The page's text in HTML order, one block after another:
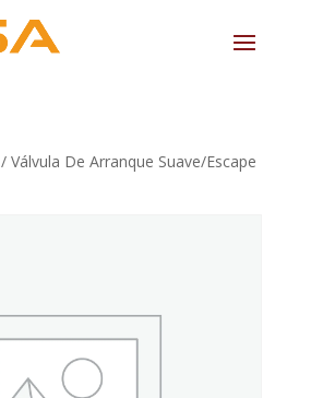
/ Válvula De Arranque Suave/Escape